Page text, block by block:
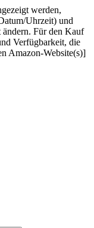
werden,
Uhrzeit) und
ändern. Für den Kauf
Verfügbarkeit, die
Amazon-Website(s)]